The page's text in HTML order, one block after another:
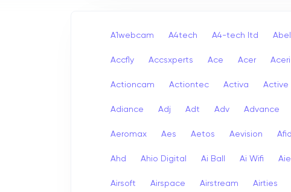
A1webcam A4tech A4-tech Itd
Accfly Accsxperts Ace Acer
Actioncam Actiontec Activa Active
Adiance Adj Adt Adv Advance
Aeromax Aes Aetos Aevision
Ahd Ahio Digital Ai Ball Ai Wifi
Airsoft Airspace Airstream Airties